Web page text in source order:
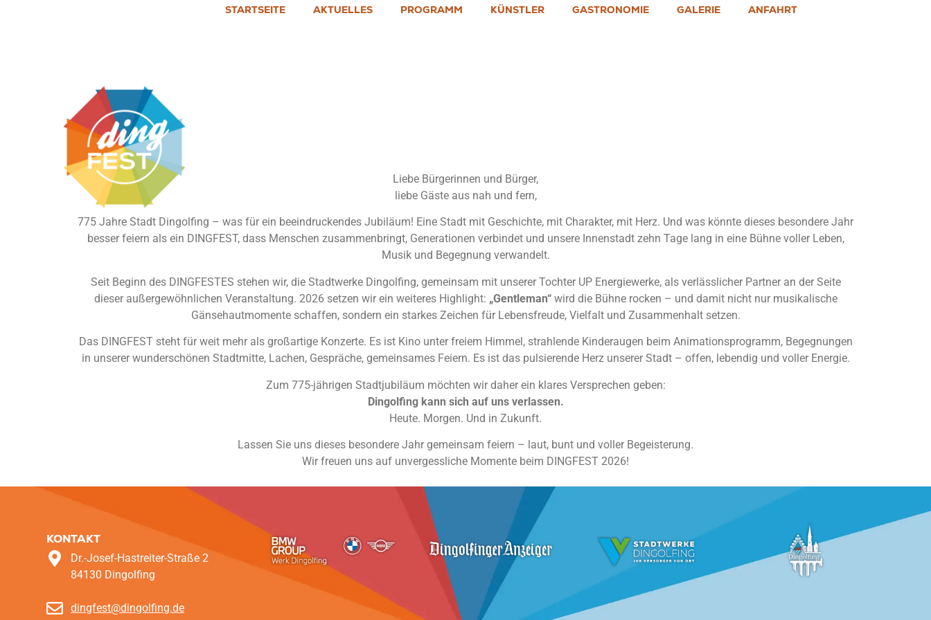
STARTSEITE AKTUELLES PROGRAMM KÜNSTLER GASTRONOMIE GALERIE ANFAHRT
Josef Maidl & Robert Heider
Liebe Bürgerinnen und Bürger,
liebe Gäste aus nah und fern,
775 Jahre Stadt Dingolfing – was für ein beeindruckendes Jubiläum! Eine Stadt mit Geschichte, mit Charakter, mit Herz. Und was könnte dieses besondere Jahr
besser feiern als ein DINGFEST, dass Menschen zusammenbringt, Generationen verbindet und unsere Innenstadt zehn Tage lang in eine Bühne voller Leben,
Musik und Begegnung verwandelt.
Seit Beginn des DINGFESTES stehen wir, die Stadtwerke Dingolfing, gemeinsam mit unserer Tochter UP Energiewerke, als verlässlicher Partner an der Seite
dieser außergewöhnlichen Veranstaltung. 2026 setzen wir ein weiteres Highlight: „Gentleman“wird die Bühne rocken – und damit nicht nur musikalische
Gänsehautmomente schaffen, sondern ein starkes Zeichen für Lebensfreude, Vielfalt und Zusammenhalt setzen.
Das DINGFEST steht für weit mehr als großartige Konzerte. Es ist Kino unter freiem Himmel, strahlende Kinderaugen beim Animationsprogramm, Begegnungen
in unserer wunderschönen Stadtmitte, Lachen, Gespräche, gemeinsames Feiern. Es ist das pulsierende Herz unserer Stadt – offen, lebendig und voller Energie.
Zum 775-jährigen Stadtjubiläum möchten wir daher ein klares Versprechen geben:
Dingolfing kann sich auf uns verlassen.
Heute. Morgen. Und in Zukunft.
Lassen Sie uns dieses besondere Jahr gemeinsam feiern – laut, bunt und voller Begeisterung.
Wir freuen uns auf unvergessliche Momente beim DINGFEST 2026!
KONTAKT
Dr.-Josef-Hastreiter-Straße 2
84130 Dingolfing
dingfest@dingolfing.de